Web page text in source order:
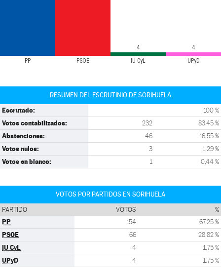
PP PSOE IU CyL UPyD
4 4
RESUMEN DEL ESCRUTINIO DE SORIHUELA
Escrutado: 100 %
Votos contabilizados: 232 83,45 %
Abstenciones: 46 16,55 %
Votos nulos: 3 1,29 %
Votos en blanco: 1 0,44 %
VOTOS POR PARTIDOS EN SORIHUELA
PARTIDO VOTOS %
PP 154 67,25 %
PSOE 66 28,82 %
IU CyL 4 1,75 %
UPyD 4 1,75 %